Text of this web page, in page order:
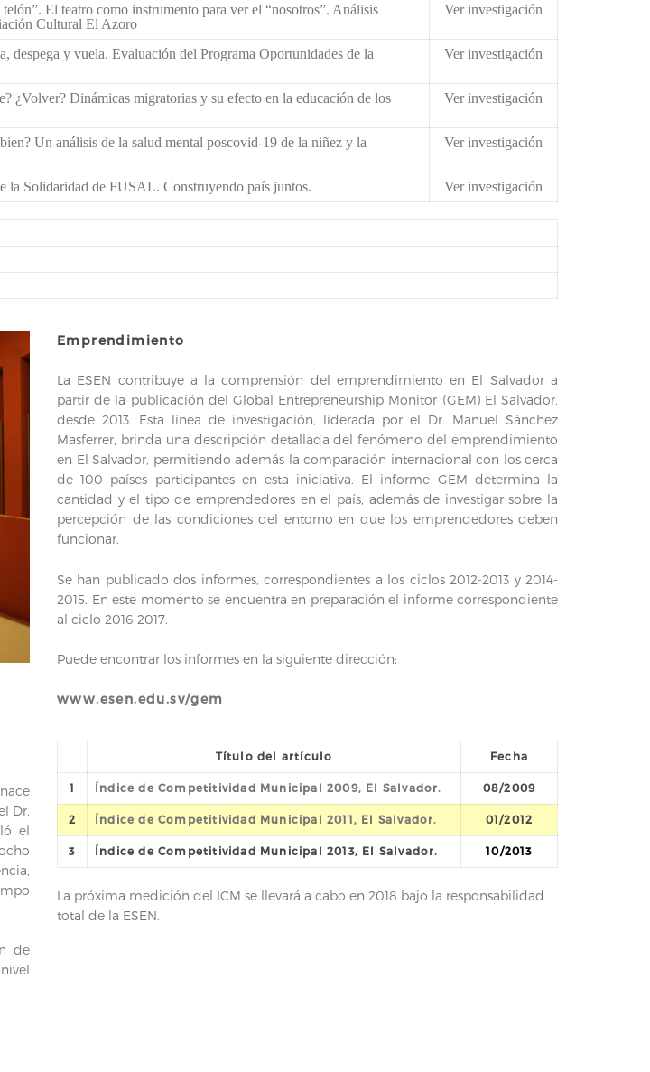
El teatro como instrumento para ver el “nosotros”. Análisis
Cultural El Azoro
Ver investigación
despega y vuela. Evaluación del Programa Oportunidades de la
Ver investigación
¿Volver? Dinámicas migratorias y su efecto en la educación de los
Ver investigación
Un análisis de la salud mental poscovid-19 de la niñez y la
Ver investigación
la Solidaridad de FUSAL. Construyendo país juntos. Ver investigación
Emprendimiento
La ESEN contribuye a la comprensión del emprendimiento en El Salvador a
partir de la publicación del Global Entrepreneurship Monitor (GEM) El Salvador,
desde 2013. Esta línea de investigación, liderada por el Dr. Manuel Sánchez
Masferrer, brinda una descripción detallada del fenómeno del emprendimiento
en El Salvador, permitiendo además la comparación internacional con los cerca
de 100 países participantes en esta iniciativa. El informe GEM determina la
cantidad y el tipo de emprendedores en el país, además de investigar sobre la
percepción de las condiciones del entorno en que los emprendedores deben
funcionar.
Se han publicado dos informes, correspondientes a los ciclos 2012-2013 y 2014-
2015. En este momento se encuentra en preparación el informe correspondiente
al ciclo 2016-2017.
Puede encontrar los informes en la siguiente dirección:
www.esen.edu.sv/gem
Dr.
el
de
Título del artículo Fecha
1 Índice de Competitividad Municipal 2009, El Salvador. 08/2009
2 Índice de Competitividad Municipal 2011, El Salvador. 01/2012
3 Índice de Competitividad Municipal 2013, El Salvador. 10/2013
La próxima medición del ICM se llevará a cabo en 2018 bajo la responsabilidad
total de la ESEN.